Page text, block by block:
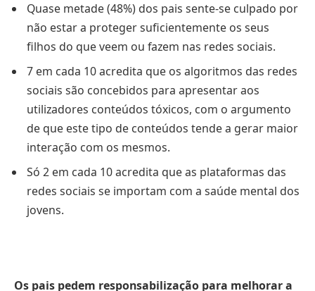
Quase metade (48%) dos pais sente-se culpado por
não estar a proteger suficientemente os seus
filhos do que veem ou fazem nas redes sociais.
7 em cada 10 acredita que os algoritmos das redes
sociais são concebidos para apresentar aos
utilizadores conteúdos tóxicos, com o argumento
de que este tipo de conteúdos tende a gerar maior
interação com os mesmos.
Só 2 em cada 10 acredita que as plataformas das
redes sociais se importam com a saúde mental dos
jovens.
Os pais pedem responsabilização para melhorar a